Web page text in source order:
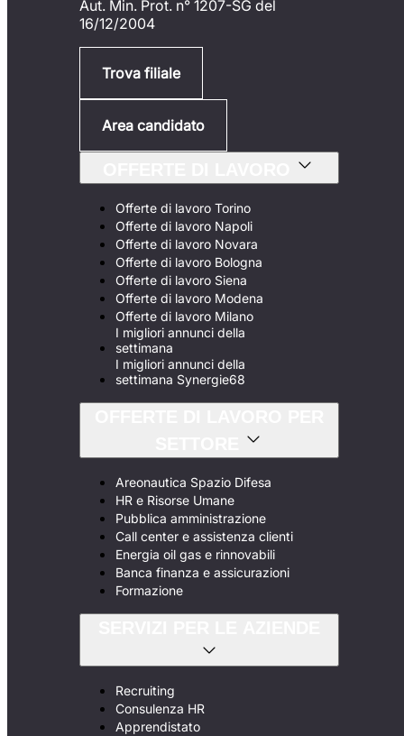
Aut. Min. Prot. n° 1207-SG del
16/12/2004
Trova filiale
Area candidato
Offerte di lavoro Torino
Offerte di lavoro Napoli
Offerte di lavoro Novara
Offerte di lavoro Bologna
Offerte di lavoro Siena
Offerte di lavoro Modena
Offerte di lavoro Milano
I migliori annunci della
settimana
I migliori annunci della
settimana Synergie68
Areonautica Spazio Difesa
HR e Risorse Umane
Pubblica amministrazione
Call center e assistenza clienti
Energia oil gas e rinnovabili
Banca finanza e assicurazioni
Formazione
Recruiting
Consulenza HR
Apprendistato